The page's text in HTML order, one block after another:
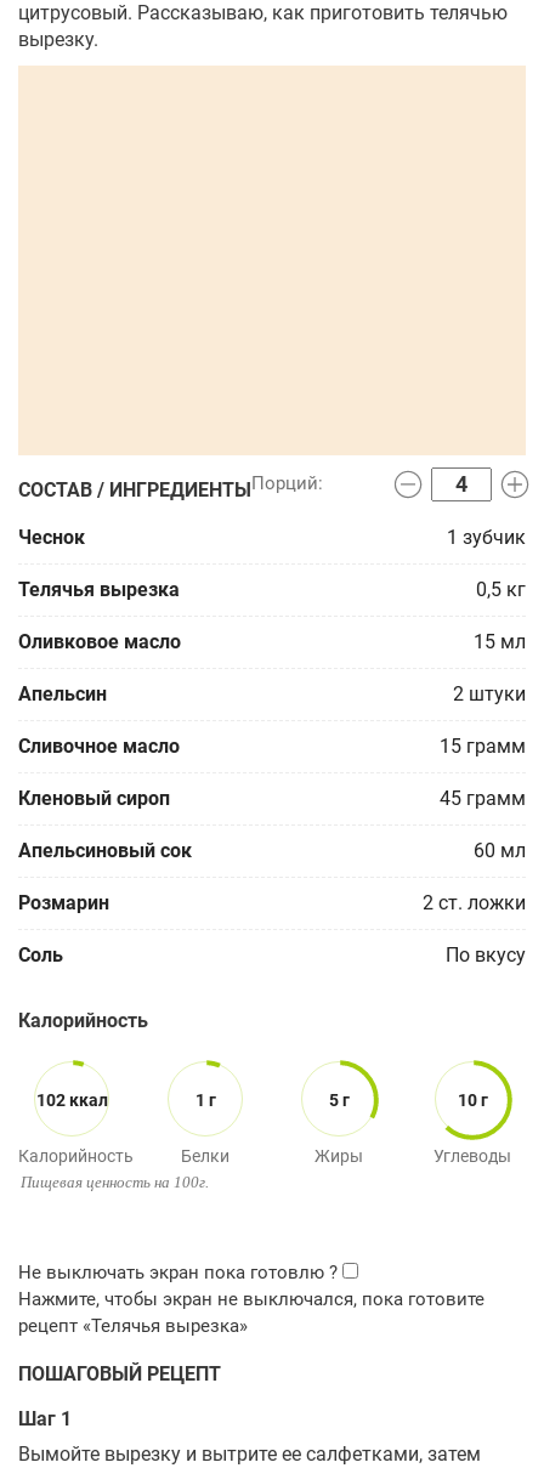
цитрусовый. Рассказываю, как приготовить телячью
вырезку.
СОСТАВ / ИНГРЕДИЕНТЫ
Чеснок 1 зубчик
Телячья вырезка 0,5 кг
Оливковое масло 15 мл
Апельсин 2 штуки
Сливочное масло 15 грамм
Кленовый сироп 45 грамм
Апельсиновый сок 60 мл
Розмарин 2 ст. ложки
Соль По вкусу
Калорийность
102 ккал
Калорийность
1 г
Белки
5 г
Жиры
10 г
Углеводы
Пищевая ценность на 100г.
ПОШАГОВЫЙ РЕЦЕПТ
Шаг 1
Вымойте вырезку и вытрите ее салфетками, затем